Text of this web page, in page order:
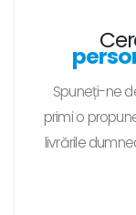
Spuneți-ne
primi o
livrările